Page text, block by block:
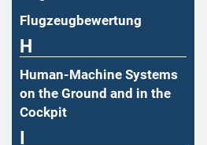
Flugzeugbewertung
H
Human-Machine Systems
on the Ground and in the
Cockpit